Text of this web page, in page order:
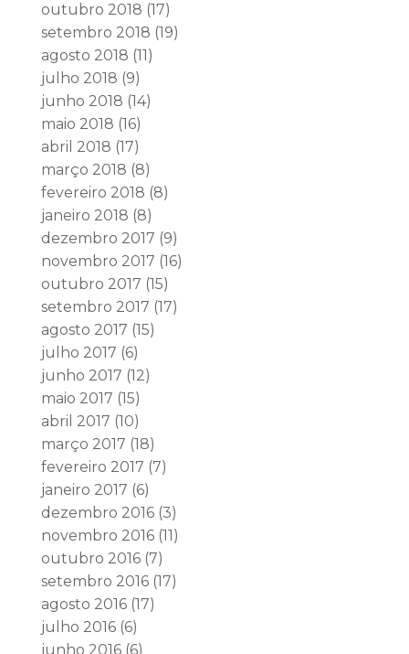
outubro 2018 (17)
setembro 2018 (19)
agosto 2018 (11)
julho 2018 (9)
junho 2018 (14)
maio 2018 (16)
abril 2018 (17)
março 2018 (8)
fevereiro 2018 (8)
janeiro 2018 (8)
dezembro 2017 (9)
novembro 2017 (16)
outubro 2017 (15)
setembro 2017 (17)
agosto 2017 (15)
julho 2017 (6)
junho 2017 (12)
maio 2017 (15)
abril 2017 (10)
março 2017 (18)
fevereiro 2017 (7)
janeiro 2017 (6)
dezembro 2016(3)
novembro 2016(11)
outubro 2016(7)
setembro 2016(17)
agosto 2016(17)
julho 2016(6)
junho 2016(6)